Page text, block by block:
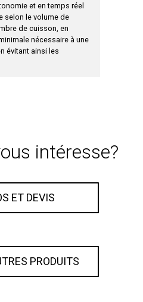
et en temps réel
selon le volume de
de cuisson, en
nécessaire à une
évitant ainsi les
intéresse?
ET DEVIS
PRODUITS